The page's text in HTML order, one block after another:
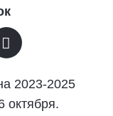
2023-2025
октября.